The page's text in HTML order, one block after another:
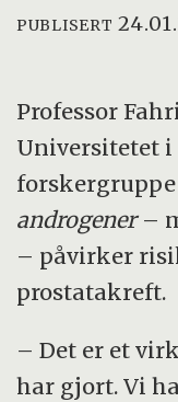
PUBLISERT
Professor
Universitetet i
androgener–
– påvirker
prostatakreft.
– Det er et
har gjort. Vi